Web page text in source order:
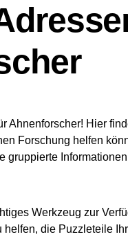
Ahnenforscher! Hier
Forschung helfen
gruppierte
Werkzeug zur
helfen, die Puzzleteile